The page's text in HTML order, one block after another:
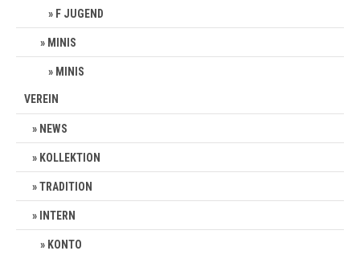
F JUGEND
MINIS
MINIS
VEREIN
NEWS
KOLLEKTION
TRADITION
INTERN
KONTO